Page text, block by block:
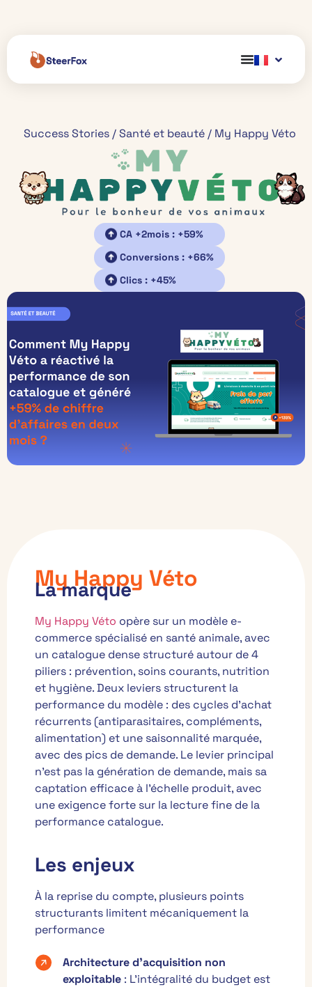
Success Stories/Santé et beauté/ My Happy Véto
CA +2mois : +59%
Conversions : +66%
Clics : +45%
My Happy Véto
La marque
My Happy Véto opère sur un modèle e-
commerce spécialisé en santé animale, avec
un catalogue dense structuré autour de 4
piliers : prévention, soins courants, nutrition
et hygiène.Deux leviers structurent la
performance du modèle : des cycles d’achat
récurrents (antiparasitaires, compléments,
alimentation) et une saisonnalité marquée,
avec des pics de demande. Le levier principal
n’est pas la génération de demande, mais sa
captation efficace à l’échelle produit, avec
une exigence forte sur la lecture fine de la
performance catalogue.
Les enjeux
À la reprise du compte, plusieurs points
structurants limitent mécaniquement la
performance
Architecture d’acquisition non
exploitable : L’intégralité du budget est